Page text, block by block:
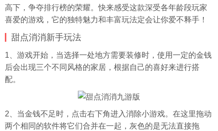
高下，争夺排行榜的荣耀。快来感受这款深受各年龄段玩家
喜爱的游戏，它的独特魅力和丰富玩法定会让你爱不释手！
甜点消消新手玩法
1、游戏开始，当选择一处地方需要装修时，使用一定的金钱
后会出现三个不同风格的家居，根据自己的喜好来进行搭
配。
2、当金钱不足时，点击右下角进入消除小游戏。在这里拖动
两个相同的软件将它们合并在一起，灰色的是无法直接拖